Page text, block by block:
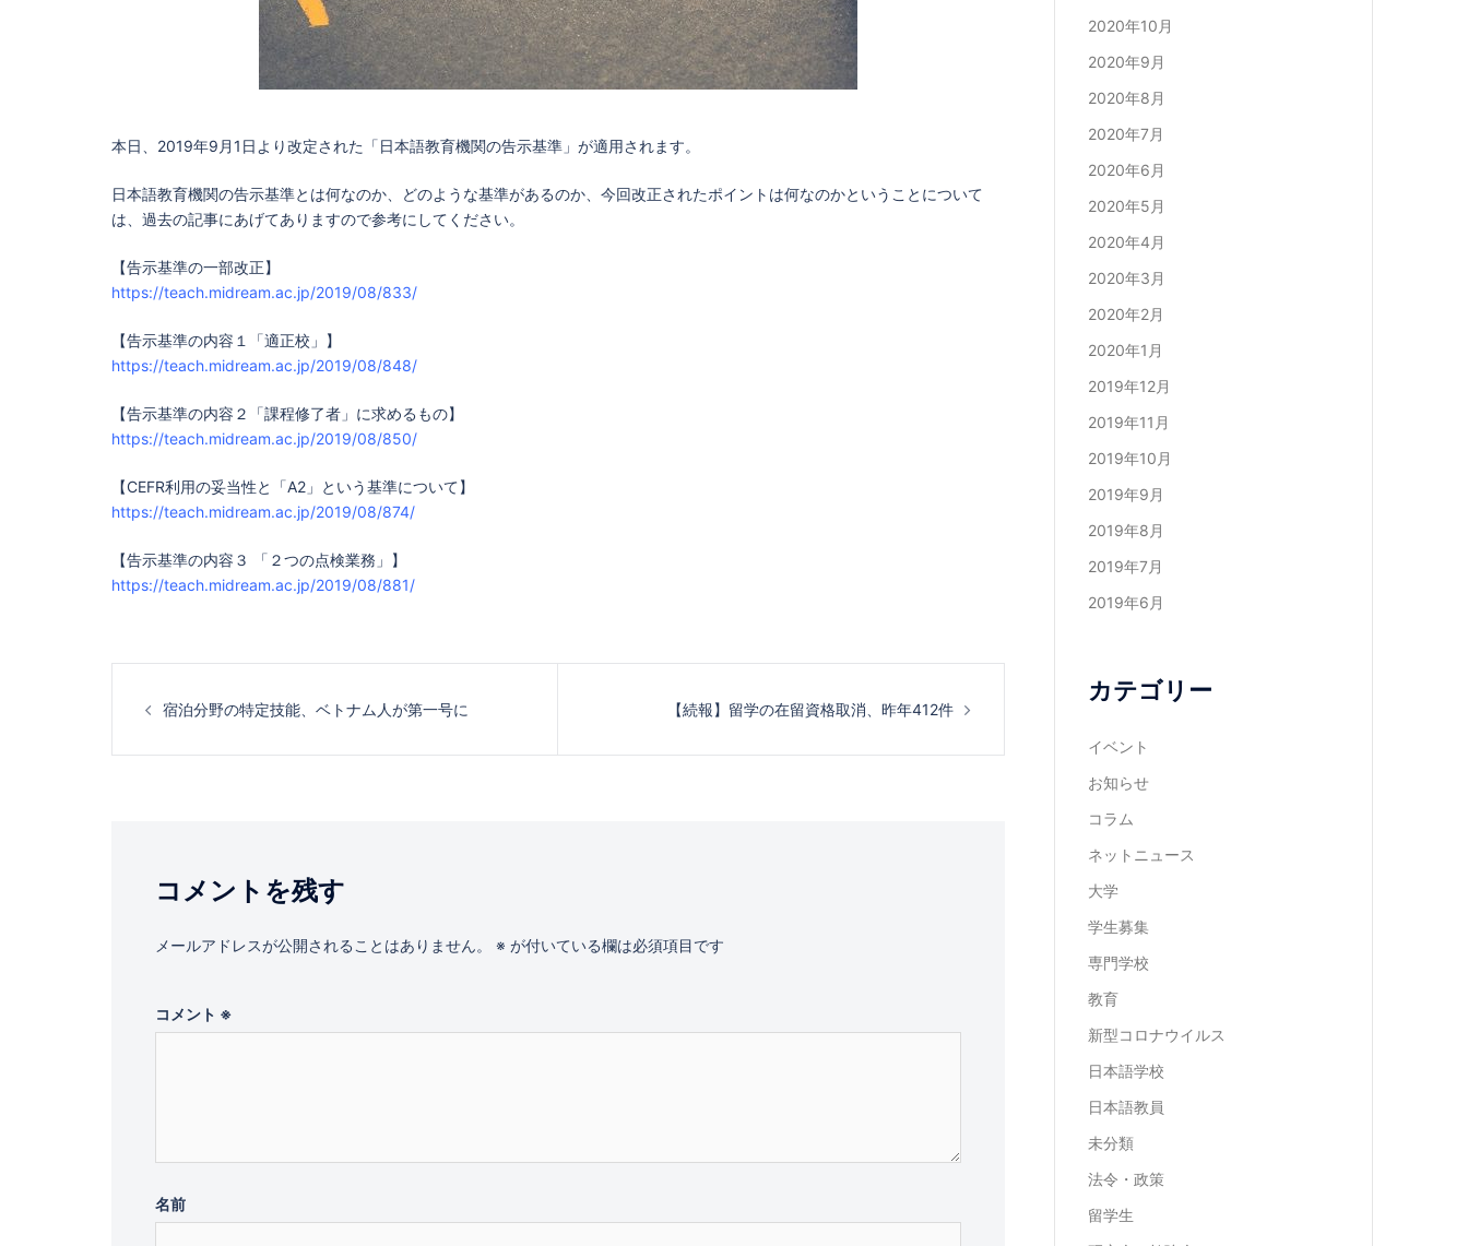
本日、2019年9月1日より改定された「日本語教育機関の告示基準」が適用されます。
日本語教育機関の告示基準とは何なのか、どのような基準があるのか、今回改正されたポイントは何なのかということについて
は、過去の記事にあげてありますので参考にしてください。
【告示基準の一部改正】
https://teach.midream.ac.jp/2019/08/833/
【告示基準の内容１「適正校」】
https://teach.midream.ac.jp/2019/08/848/
【告示基準の内容２「課程修了者」に求めるもの】
https://teach.midream.ac.jp/2019/08/850/
【CEFR利用の妥当性と「A2」という基準について】
https://teach.midream.ac.jp/2019/08/874/
【告示基準の内容３ 「２つの点検業務」】
https://teach.midream.ac.jp/2019/08/881/
稿
宿泊分野の特定技能、ベトナム人が第一号に 【続報】留学の在留資格取消、昨年412件
コメントを残す
メールアドレスが公開されることはありません。 ※ が付いている欄は必須項目です
コメント ※
名前
2020年10月
2020年9月
2020年8月
2020年7月
2020年6月
2020年5月
2020年4月
2020年3月
2020年2月
2020年1月
2019年12月
2019年11月
2019年10月
2019年9月
2019年8月
2019年7月
2019年6月
カテゴリー
イベント
お知らせ
コラム
ネットニュース
大学
学生募集
専門学校
教育
新型コロナウイルス
日本語学校
日本語教員
未分類
法令・政策
留学生